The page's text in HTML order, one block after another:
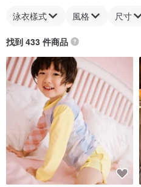
泳衣樣式 風格 尺寸
找到 433 件商品